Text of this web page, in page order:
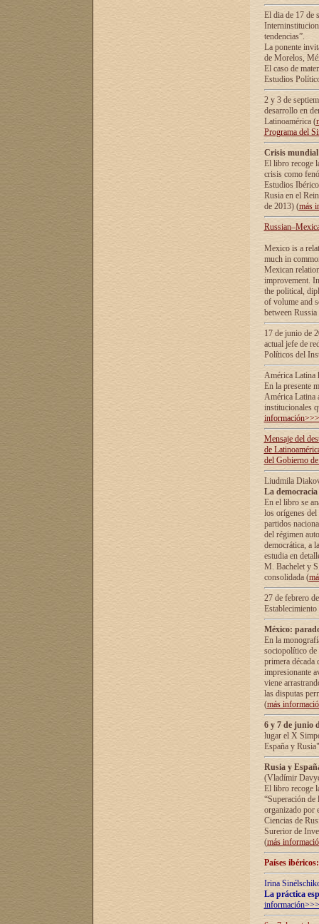
El dia de 17 de
tendencias”.
La ponente
de Morelos,
El caso de
Estudios
2 y 3 de
desarrollo en
Latinoamérica (
Programa del
Crisis
El libro recoge
crisis como
Estudios
Rusia en el
de 2013) (más
Mexico is a
much in
Mexican
improvement.
the political,
of volume and
between
17 de junio de
actual jefe de
Políticos del
América Latina
En la presente
América Latina
institucionales
información>>>
Mensaje del
de
del Gobierno
Liudmila
La
En el libro se
los orígenes
partidos
del régimen
democrática, а
estudia en
М. Bachelet у
consolidada (
27 de febrero
México:
En la
sociopolítico de
primera década
impresionante
viene
las disputas
(más
6 y 7 de junio
lugar el X
España y
Rusia y
(Vladímir
El libro recoge
“Superación
organizado por
Ciencias de
Surerior de
(más
Países
Irina
La práctica
información>>>